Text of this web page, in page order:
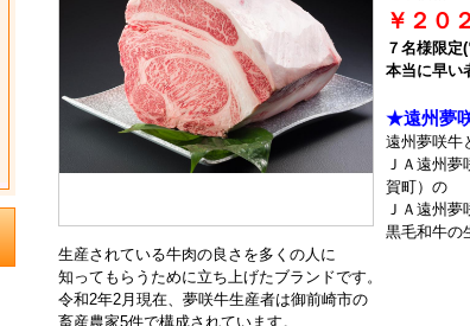
￥２０
７名様限定
本当に早い
★遠州夢
遠州夢咲牛
ＪＡ遠州
賀町）の
ＪＡ遠州夢
黒毛和牛の
生産されている牛肉の良さを多くの人に
知ってもらうために立ち上げたブランドです。
令和2年2月現在、夢咲牛生産者は御前崎市の
畜産農家5件で構成されています。